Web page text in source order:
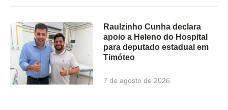
Raulzinho Cunha declara
apoio a Heleno do Hospital
para deputado estadual em
Timóteo
7 de agosto de 2026